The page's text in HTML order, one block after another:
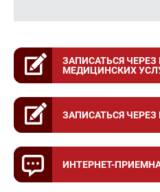
ЗАПИСАТЬСЯ
МЕДИЦИНСКИХ
ЗАПИСАТЬСЯ ЧЕРЕЗ
ИНТЕРНЕТ-